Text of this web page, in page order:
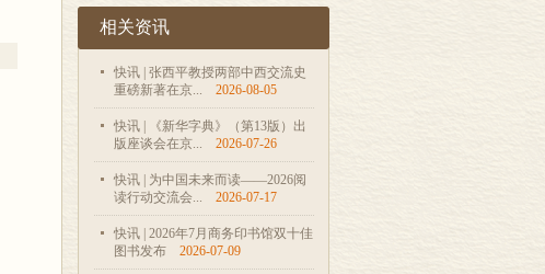
相关资讯
快讯 | 张西平教授两部中西交流史
重磅新著在京...
2026-08-05
快讯 | 《新华字典》（第13版）出
版座谈会在京...
2026-07-26
快讯 | 为中国未来而读——2026阅
读行动交流会...
2026-07-17
快讯 | 2026年7月商务印书馆双十佳
图书发布
2026-07-09